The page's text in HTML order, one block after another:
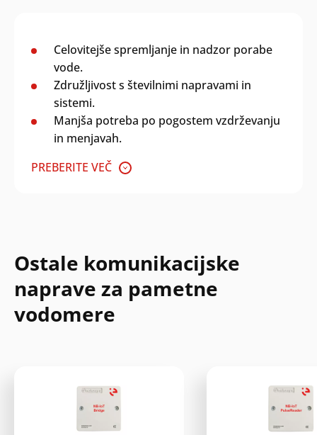
Celovitejše spremljanje in nadzor porabe
vode.
Združljivost s številnimi napravami in
sistemi.
Manjša potreba po pogostem vzdrževanju
in menjavah.
PREBERITE VEČ
Ostale komunikacijske
naprave za pametne
vodomere